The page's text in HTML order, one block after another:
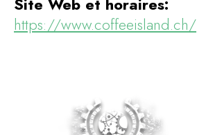
https://www.coffeeisland.ch/